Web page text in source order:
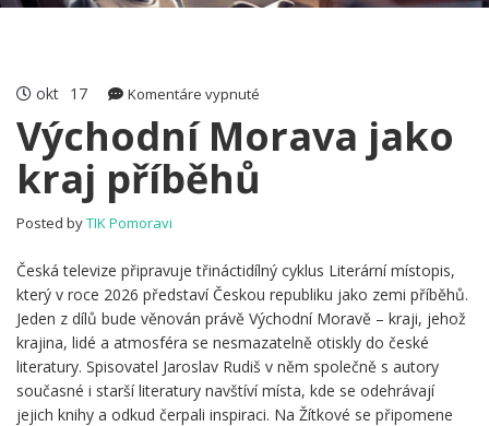
okt 17 Komentáre vypnuté
Morava
Východní Morava jako
kraj příběhů
Posted byTIK Pomoravi
Česká televize připravuje třináctidílný cyklus Literární místopis,
který v roce 2026 představí Českou republiku jako zemi příběhů.
Jeden z dílů bude věnován právě Východní Moravě – kraji, jehož
krajina, lidé a atmosféra se nesmazatelně otiskly do české
literatury. Spisovatel Jaroslav Rudiš v něm společně s autory
současné i starší literatury navštíví místa, kde se odehrávají
jejich knihy a odkud čerpali inspiraci. Na Žítkové se připomene